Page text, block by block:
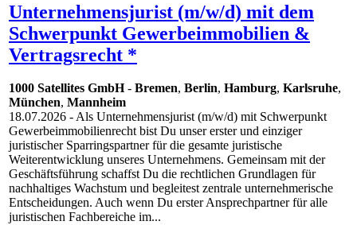
Unternehmensjurist (m/w/d) mit dem
Schwerpunkt Gewerbeimmobilien &
Vertragsrecht *
1000 Satellites GmbH- Bremen, Berlin, Hamburg, Karlsruhe,
München, Mannheim
18.07.2026 - Als Unternehmensjurist (m/w/d) mit Schwerpunkt
Gewerbeimmobilienrecht bist Du unser erster und einziger
juristischer Sparringspartner für die gesamte juristische
Weiterentwicklung unseres Unternehmens. Gemeinsam mit der
Geschäftsführung schaffst Du die rechtlichen Grundlagen für
nachhaltiges Wachstum und begleitest zentrale unternehmerische
Entscheidungen. Auch wenn Du erster Ansprechpartner für alle
juristischen Fachbereiche im...